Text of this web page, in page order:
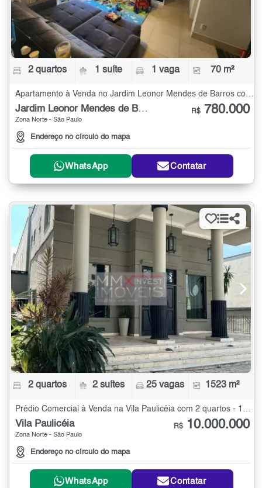
2 quartos 1 suíte 1 vaga 70 m²
Apartamento à Venda no Jardim Leonor Mendes de Barros com 2 quartos - 70 m²
Jardim Leonor Mendes de Barros
Zona Norte - São Paulo
Endereço no círculo do mapa
R$ 780.000
WhatsApp Contatar
2 quartos 2 suítes 25 vagas 1523 m²
Prédio Comercial à Venda na Vila Paulicéia com 2 quartos - 1523 m²
Vila Paulicéia
Zona Norte - São Paulo
Endereço no círculo do mapa
R$ 10.000.000
WhatsApp Contatar